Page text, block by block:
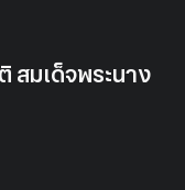
สมเด็จพระนาง